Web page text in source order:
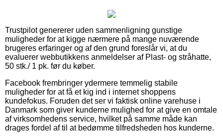
Trustpilot genererer uden sammenligning gunstige
muligheder for at kigge nærmere på mange nuværende
brugeres erfaringer og af den grund foreslår vi, at du
evaluerer webbutikkens anmeldelser af Plast- og stråhatte,
50 stk./ 1 pk. før du køber.
Facebook frembringer ydermere temmelig stabile
muligheder for at få et kig ind i internet shoppens
kundefokus. Foruden det ser vi faktisk online varehuse i
Danmark som giver kunderne mulighed for at give en omtale
af virksomhedens service, hvilket på samme måde kan
drages fordel af til at bedømme tilfredsheden hos kunderne.